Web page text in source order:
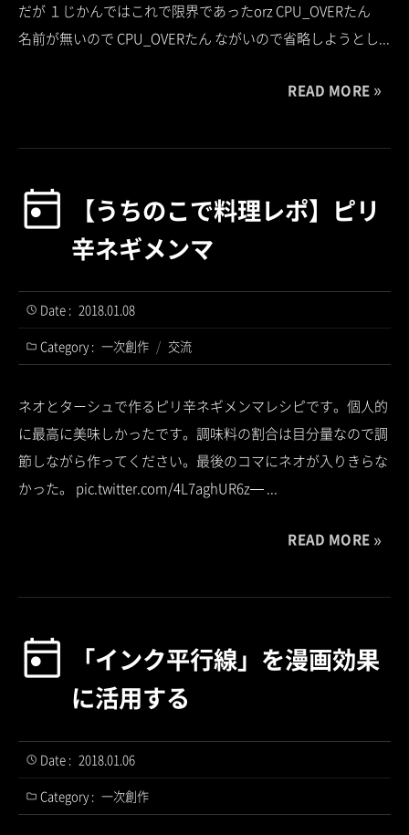
だが １じかんではこれで限界であったorz CPU_OVERたん
名前が無いので CPU_OVERたん ながいので省略しようとし...
READ MORE
【うちのこで料理レポ】ピリ
辛ネギメンマ
Date : 2018.01.08
Category : 一次創作 / 交流
ネオとターシュで作るピリ辛ネギメンマレシピです。個人的
に最高に美味しかったです。調味料の割合は目分量なので調
節しながら作ってください。最後のコマにネオが入りきらな
かった。 pic.twitter.com/4L7aghUR6z— ...
READ MORE
「インク平行線」を漫画効果
に活用する
Date : 2018.01.06
Category : 一次創作